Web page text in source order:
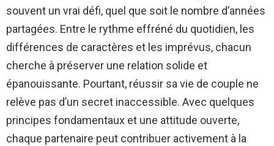
souvent un vrai défi, quel que soit le nombre d’années
partagées. Entre le rythme effréné du quotidien, les
différences de caractères et les imprévus, chacun
cherche à préserver une relation solide et
épanouissante. Pourtant, réussir sa vie de couple ne
relève pas d’un secret inaccessible. Avec quelques
principes fondamentaux et une attitude ouverte,
chaque partenaire peut contribuer activement à la